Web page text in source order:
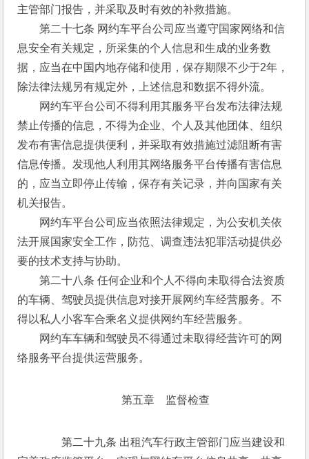
主管部门报告，并采取及时有效的补救措施。
第二十七条 网约车平台公司应当遵守国家网络和信
息安全有关规定，所采集的个人信息和生成的业务数
据，应当在中国内地存储和使用，保存期限不少于2年，
除法律法规另有规定外，上述信息和数据不得外流。
网约车平台公司不得利用其服务平台发布法律法规
禁止传播的信息，不得为企业、个人及其他团体、组织
发布有害信息提供便利，并采取有效措施过滤阻断有害
信息传播。发现他人利用其网络服务平台传播有害信息
的，应当立即停止传输，保存有关记录，并向国家有关
机关报告。
网约车平台公司应当依照法律规定，为公安机关依
法开展国家安全工作，防范、调查违法犯罪活动提供必
要的技术支持与协助。
第二十八条 任何企业和个人不得向未取得合法资质
的车辆、驾驶员提供信息对接开展网约车经营服务。不
得以私人小客车合乘名义提供网约车经营服务。
网约车车辆和驾驶员不得通过未取得经营许可的网
络服务平台提供运营服务。
第五章　监督检查
第二十九条 出租汽车行政主管部门应当建设和